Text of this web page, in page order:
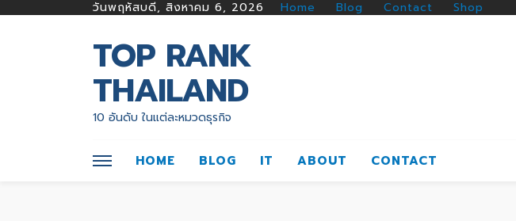
วันพฤหัสบดี, สิงหาคม 6, 2026 Home Blog Contact Shop
TOP RANK
THAILAND
10 อันดับ ในแต่ละหมวดธุรกิจ
HOME BLOG IT ABOUT CONTACT